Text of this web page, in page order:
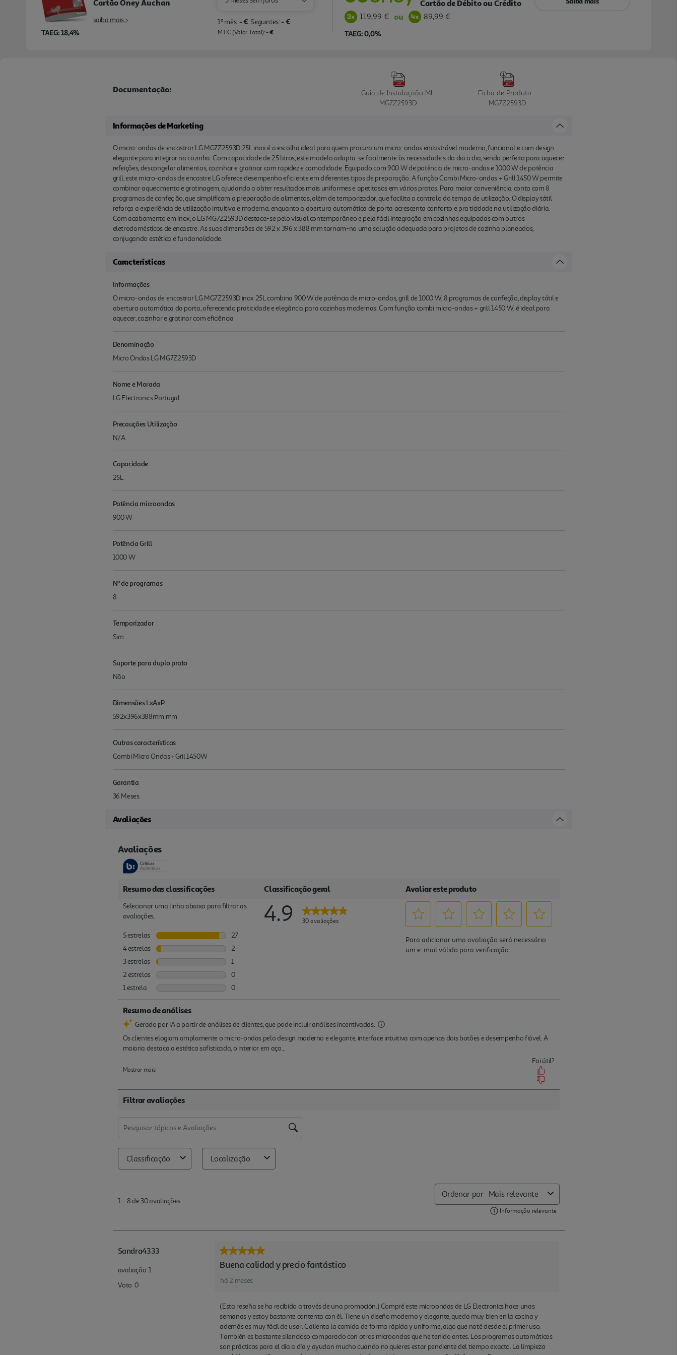
TAEG: 18,4%
Cartão Oney Auchan
saiba mais > 1º mês: - € Seguintes:- €
MTIC (Valor Total):- €
Cartão de Débito ou Crédito
119,99 € ou 89,99 €
TAEG: 0,0%
Documentação:
Guia de Instalaçaão MI-
MG7Z2593D
Ficha de Produto -
MG7Z2593D
Informações de Marketing
O micro-ondas de encastrar LG MG7Z2593D 25L inox é a escolha ideal para quem procura um micro-ondas encastrável moderno, funcional e com design
elegante para integrar na cozinha. Com capacidade de 25 litros, este modelo adapta-se facilmente às necessidade s do dia a dia, sendo perfeito para aquecer
refeições, descongelar alimentos, cozinhar e gratinar com rapidez e comodidade. Equipado com 900 W de potência de micro-ondas e 1000 W de potência
grill, este micro-ondas de encastre LG oferece desempenho efici ente em diferentes tipos de preparação. A função Combi Micro-ondas + Grill 1450 W permite
combinar aquecimento e gratinagem, ajudando a obter resultados mais uniformes e apetitosos em vários pratos. Para maior conveniência, conta com 8
programas de confeç ão, que simplificam a preparação de alimentos, além de temporizador, que facilita o controlo do tempo de utilização. O display tátil
reforça a experiência de utilização intuitiva e moderna, enquanto a abertura automática de porta acrescenta conforto e pra ticidade na utilização diária.
Com acabamento em inox, o LG MG7Z2593D destaca-se pelo visual contemporâneo e pela fácil integração em cozinhas equipadas com outros
eletrodomésticos de encastre. As suas dimensões de 592 x 396 x 388 mm tornam-no uma solução adequada para projetos de cozinha planeados,
conjugando estética e funcionalidade.
Características
Informações
O micro-ondas de encastrar LG MG7Z2593D inox 25L combina 900 W de potência de micro-ondas, grill de 1000 W, 8 programas de confeção, display tátil e
abertura automática da porta, oferecendo praticidade e elegância para cozinhas modernas. Com função combi micro-ondas + grill 1450 W, é ideal para
aquecer, cozinhar e gratinar com eficiência
Denominação
Micro Ondas LG MG7Z2593D
Nome e Morada
LG Electronics Portugal
Precauções Utilização
N/A
Capacidade
25L
Potência microondas
900 W
Potência Grill
1000 W
Nº de programas
8
Temporizador
Sim
Suporte para duplo prato
Não
Dimensões LxAxP
592x396x388mm mm
Outras características
Combi Micro Ondas+ Gril 1450W
Garantia
36 Meses
Avaliações